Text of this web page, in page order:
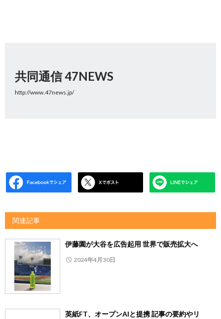
共同通信 47NEWS
http://www.47news.jp/
関連記事
伊藤園が大谷を広告起用 世界で販売拡大へ
2024年4月30日
英紙FT、オープンAIと提携 記事の要約やリ